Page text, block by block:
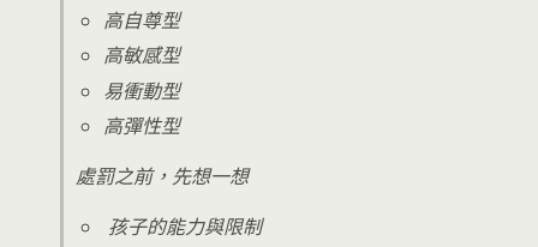
高自尊型
高敏感型
易衝動型
高彈性型
處罰之前，先想一想
孩子的能力與限制